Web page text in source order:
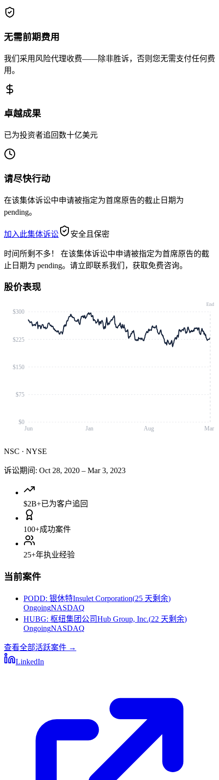
无需前期费用
我们采用风险代理收费——除非胜诉，否则您无需支付任何费
用。
卓越成果
已为投资者追回数十亿美元
请尽快行动
在该集体诉讼中申请被指定为首席原告的截止日期为
pending。
加入此集体诉讼 安全且保密
时间所剩不多！
在该集体诉讼中申请被指定为首席原告的截
止日期为 pending。请立即联系我们，获取免费咨询。
股价表现
Jun Jan Aug Mar
$0
$75
$150
$225
$300
End
NSC · NYSE
诉讼期间 : Oct 28, 2020 – Mar 3, 2023
$2B+已为客户追回
100+成功案件
25+年执业经验
当前案件
PODD: 银休特Insulet Corporation(25 天剩余)
OngoingNASDAQ
HUBG: 枢纽集团公司Hub Group, Inc.(22 天剩余)
OngoingNASDAQ
查看全部活跃案件 →
LinkedIn